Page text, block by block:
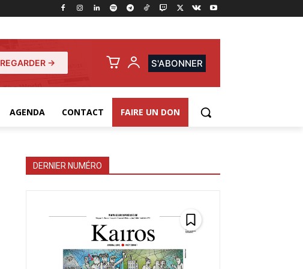
REGARDER → S'ABONNER
AGENDA CONTACT FAIRE UN DON
DERNIER NUMÉRO